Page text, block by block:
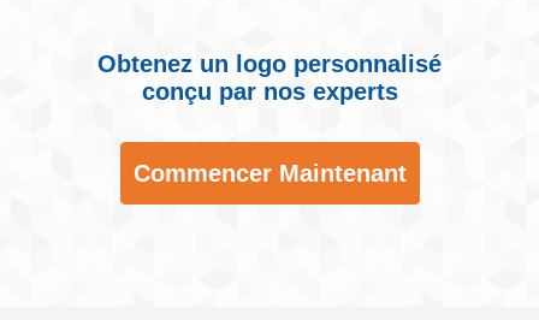
Obtenez un logo personnalisé
conçu par nos experts
Commencer Maintenant